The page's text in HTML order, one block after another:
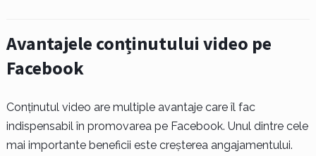
Avantajele conținutului video pe
Facebook
Conținutul video are multiple avantaje care îl fac
indispensabil în promovarea pe Facebook. Unul dintre cele
mai importante beneficii este creșterea angajamentului.